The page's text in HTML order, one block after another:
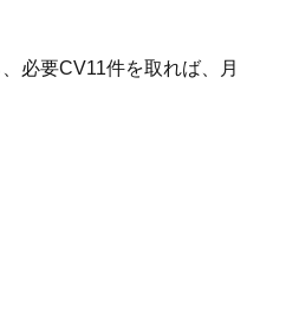
必要CV11件を取れば、月